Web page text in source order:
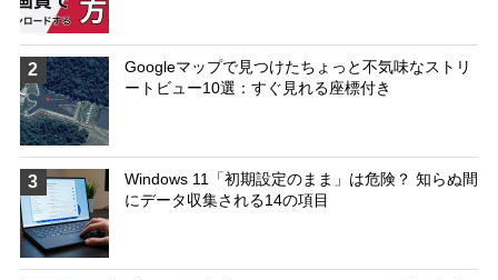
2
Googleマップで見つけたちょっと不気味なストリ
ートビュー10選：すぐ見れる座標付き
3
Windows 11「初期設定のまま」は危険？ 知らぬ間
にデータ収集される14の項目